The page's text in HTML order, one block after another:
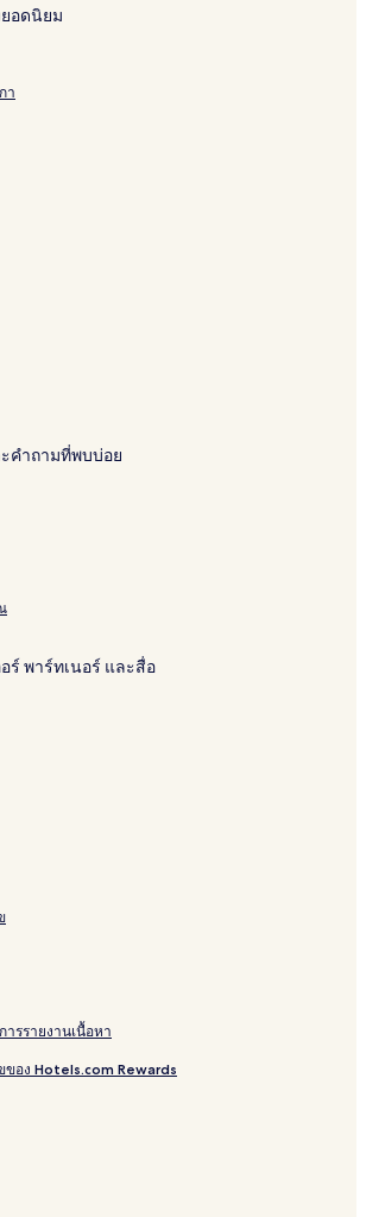
อดนิยม
า
คำถามที่พบบ่อย
ร์ พาร์ทเนอร์ และสื่อ
รรายงานเนื้อหา
ของ Hotels.com Rewards